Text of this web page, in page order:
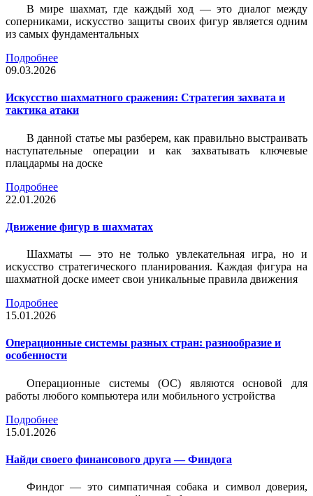
В мире шахмат, где каждый ход — это диалог между
соперниками, искусство защиты своих фигур является одним
из самых фундаментальных
Подробнее
09.03.2026
Искусство шахматного сражения: Стратегия захвата и
тактика атаки
В данной статье мы разберем, как правильно выстраивать
наступательные операции и как захватывать ключевые
плацдармы на доске
Подробнее
22.01.2026
Движение фигур в шахматах
Шахматы — это не только увлекательная игра, но и
искусство стратегического планирования. Каждая фигура на
шахматной доске имеет свои уникальные правила движения
Подробнее
15.01.2026
Операционные системы разных стран: разнообразие и
особенности
Операционные системы (ОС) являются основой для
работы любого компьютера или мобильного устройства
Подробнее
15.01.2026
Найди своего финансового друга — Финдога
Финдог — это симпатичная собака и символ доверия,